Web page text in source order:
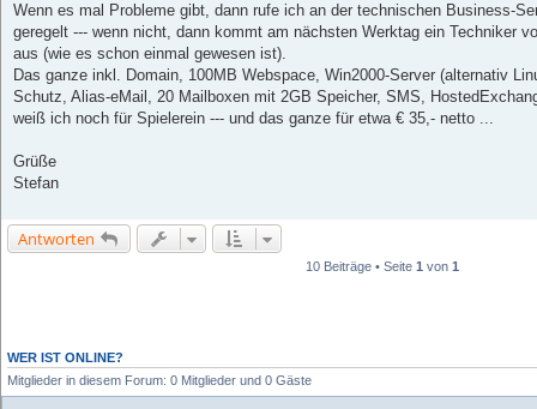
Wenn es mal Probleme gibt, dann rufe ich an der technischen Business-
geregelt --- wenn nicht, dann kommt am nächsten Werktag ein Techniker
aus (wie es schon einmal gewesen ist).
Das ganze inkl. Domain, 100MB Webspace, Win2000-Server (alternativ
Schutz, Alias-eMail, 20 Mailboxen mit 2GB Speicher, SMS,
weiß ich noch für Spielerein --- und das ganze für etwa € 35,- netto ...
Grüße
Stefan
Antworten
10 Beiträge • Seite 1von 1
WER IST ONLINE?
Mitglieder in diesem Forum: 0 Mitglieder und 0 Gäste